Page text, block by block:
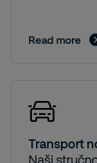
Read more
Transport
Naši